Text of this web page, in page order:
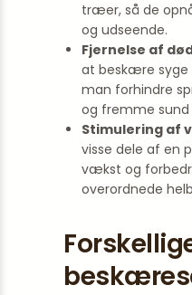
træer, så de
og udseende.
Fjernelse af
at beskære syge
man forhindre
og fremme
Stimulering af
visse dele af en
vækst og
overordnede